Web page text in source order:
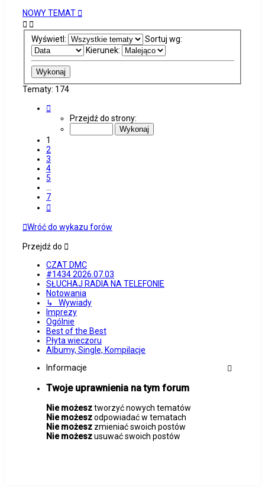
NOWY TEMAT
Wyświetl:
Sortuj wg:
Kierunek:
Tematy: 174
Przejdź do strony:
1
2
3
4
5
7
Wróć do wykazu forów
Przejdź do
CZAT DMC
#1434 2026.07.03
SŁUCHAJ RADIA NA TELEFONIE
Notowania
↳ Wywiady
Imprezy
Ogólnie
Best of the Best
Płyta wieczoru
Albumy, Single, Kompilacje
Informacje
Twoje uprawnienia na tym forum
Nie możesztworzyć nowych tematów
Nie możeszodpowiadać w tematach
Nie możesz zmieniać swoich postów
Nie możeszusuwać swoich postów